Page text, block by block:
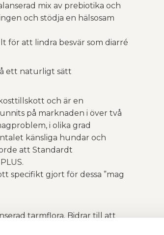
mix av prebiotika och
och stödja en hälsosam
för att lindra besvär som diarré
ett naturligt sätt
och är en
på marknaden i över två
i olika grad
känsliga hundar och
att Standardt
specifikt gjort för dessa ”mag
tarmflora. Bidrar till att
mage/tarmfunktion från